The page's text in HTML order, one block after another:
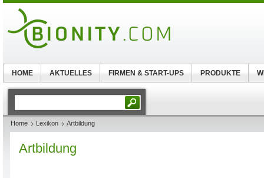
Home Lexikon Artbildung
Artbildung
HOME AKTUELLES FIRMEN & START-UPS PRODUKTE